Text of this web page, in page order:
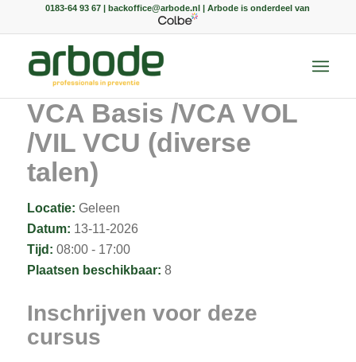
0183-64 93 67 | backoffice@arbode.nl | Arbode is onderdeel van
VCA Basis /VCA VOL
/VIL VCU (diverse
talen)
Locatie: Geleen
Datum: 13-11-2026
Tijd: 08:00 - 17:00
Plaatsen beschikbaar: 8
Inschrijven voor deze
cursus